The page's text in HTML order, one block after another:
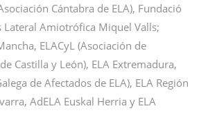
Cántabra de ELA), Fundació
Lateral Amiotrófica Miquel Valls;
ELACyL (Asociación de
Castilla y León), ELA Extremadura,
de Afectados de ELA), ELA Región
AdELA Euskal Herria y ELA